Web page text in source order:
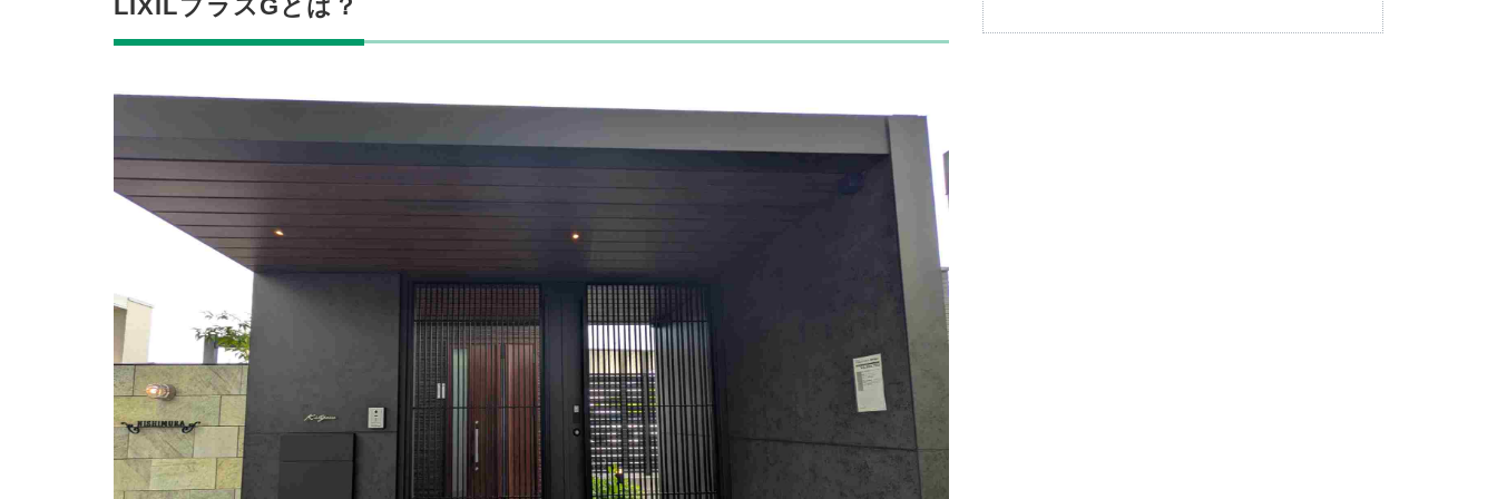
LIXILプラスGとは？